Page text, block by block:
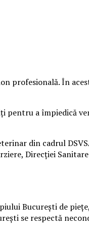
profesională. În
pentru a împiedică
din cadrul
Direcției
București de
se respectă